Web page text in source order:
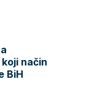
način
BiH